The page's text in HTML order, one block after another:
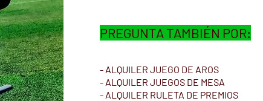
PREGUNTA TAMBIÉN POR:
- ALQUILER JUEGO DE AROS
- ALQUILER JUEGOS DE MESA
- ALQUILER RULETA DE PREMIOS